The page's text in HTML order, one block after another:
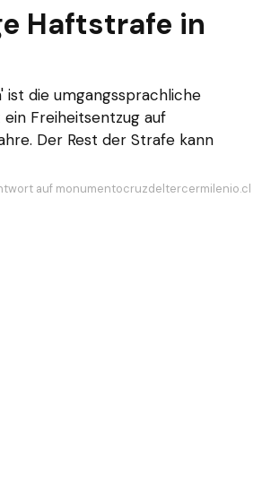
Haftstrafe in
ist die umgangssprachliche
Freiheitsentzug auf
Der Rest der Strafe kann
auf monumentocruzdeltercermilenio.cl